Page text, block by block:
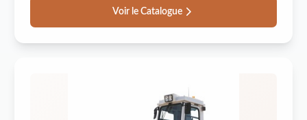
Voir le Catalogue